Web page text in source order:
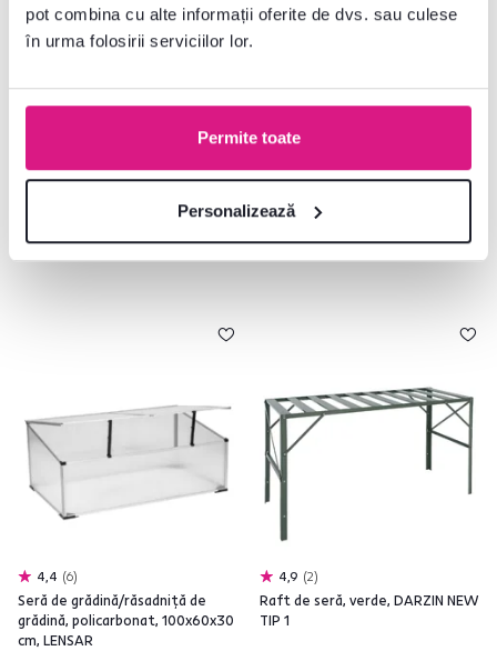
pot combina cu alte informații oferite de dvs. sau culese
în urma folosirii serviciilor lor.
Permite toate
Personalizează
315 lei 419 lei
4,4 6
Seră de grădină/răsadniţă de
grădină, policarbonat, 100x60x30
cm, LENSAR
4,9 2
Raft de seră, verde, DARZIN NEW
TIP 1